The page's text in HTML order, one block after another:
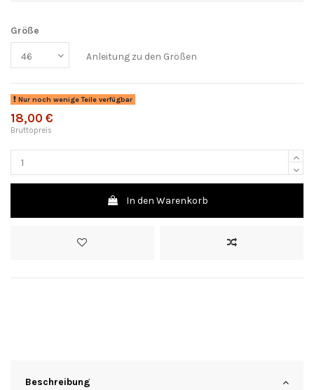
Größe
Anleitung zu den Größen
Nur noch wenige Teile verfügbar
18,00 €
Bruttopreis
In den Warenkorb
Beschreibung